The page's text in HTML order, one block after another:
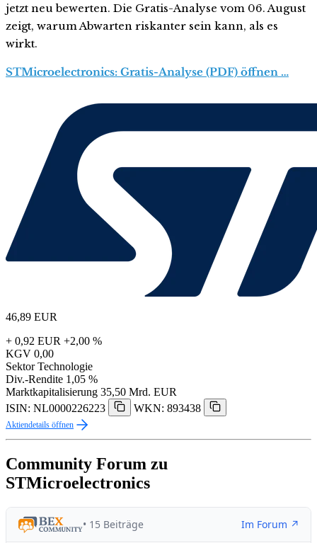
jetzt neu bewerten. Die Gratis-Analyse vom 06. August
zeigt, warum Abwarten riskanter sein kann, als es
wirkt.
STMicroelectronics: Gratis-Analyse (PDF) öffnen …
46,89 EUR
+ 0,92 EUR +2,00 %
KGV 0,00
Sektor Technologie
Div.-Rendite 1,05 %
Marktkapitalisierung 35,50 Mrd. EUR
ISIN: NL0000226223
WKN: 893438
Aktiendetails öffnen
Community Forum zu
STMicroelectronics